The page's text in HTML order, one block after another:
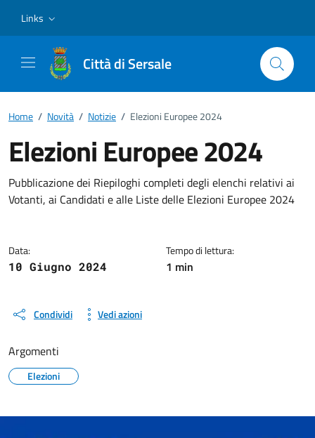
Links
Città di Sersale
Home / Novità / Notizie / Elezioni Europee 2024
Elezioni Europee 2024
Dettagli della notizia
Pubblicazione dei Riepiloghi completi degli elenchi relativi ai
Votanti, ai Candidati e alle Liste delle Elezioni Europee 2024
Data:
10 Giugno 2024
Tempo di lettura:
1 min
Condividi Vedi azioni
Argomenti
Elezioni